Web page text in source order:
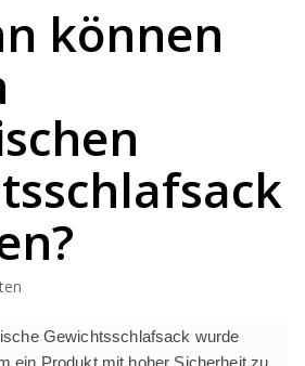
können
Gewichtsschlafsack wurde
ein Produkt mit hoher Sicherheit zu